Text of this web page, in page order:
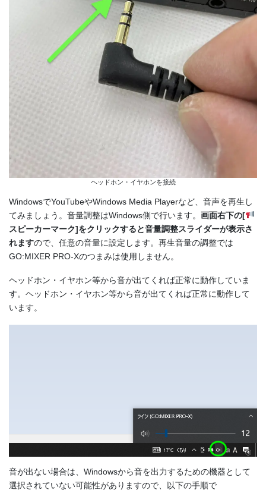
ヘッドホン・イヤホンを接続
WindowsでYouTubeやWindows Media Playerなど、音声を再生し
てみましょう。音量調整はWindows側で行います。 画面右下の[
スピーカーマーク]をクリックすると音量調整スライダーが表示さ
れますので、任意の音量に設定します。再生音量の調整では
GO:MIXER PRO-Xのつまみは使用しません。
ヘッドホン・イヤホン等から音が出てくれば正常に動作していま
す。ヘッドホン・イヤホン等から音が出てくれば正常に動作して
います。
音が出ない場合は、Windowsから音を出力するための機器として
選択されていない可能性がありますので、以下の手順で